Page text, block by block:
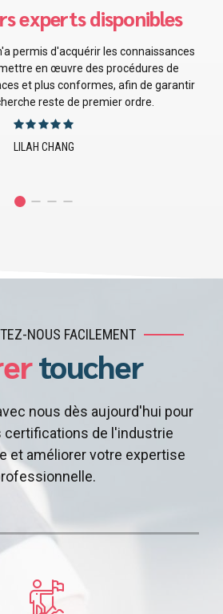
personnes pour moi !
m'a apporté des connaissances
pratiques de fabrication qui ont
nos processus de production et notre
conformité.
JUSTIN EMERSON
NOUS FACILEMENT
toucher
nous dès aujourd'hui pour
certifications de l'industrie
et améliorer votre expertise